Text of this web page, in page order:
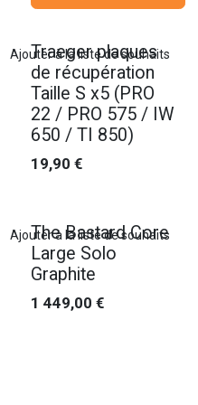
Traeger plaques
de récupération
Taille S x5 (PRO
22 / PRO 575 / IW
650 / TI 850)
19,90 €
Ajouter à la liste de souhaits
Nouveau !
The Bastard Core
Large Solo
Graphite
1 449,00 €
Ajouter à la liste de souhaits